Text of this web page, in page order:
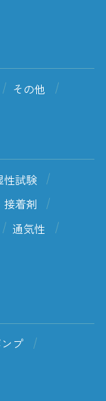
その他
性試験
接着剤
通気性
プ